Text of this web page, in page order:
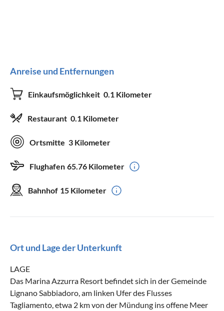
Anreise und Entfernungen
Einkaufsmöglichkeit 0.1 Kilometer
Restaurant 0.1 Kilometer
Ortsmitte 3 Kilometer
Flughafen 65.76 Kilometer
Bahnhof 15 Kilometer
Ort und Lage der Unterkunft
LAGE
Das Marina Azzurra Resort befindet sich in der Gemeinde
Lignano Sabbiadoro, am linken Ufer des Flusses
Tagliamento, etwa 2 km von der Mündung ins offene Meer